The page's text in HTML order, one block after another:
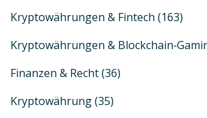
Kryptowährungen & Fintech (163)
Kryptowährungen &
Finanzen & Recht(36)
Kryptowährung(35)